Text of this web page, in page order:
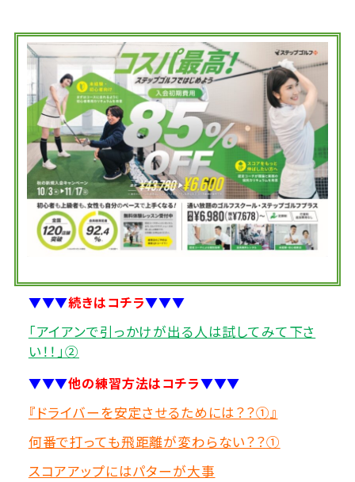
▼▼▼続きはコチラ▼▼▼
「アイアンで引っかけが出る人は試してみて下さ
い！！」②
▼▼▼他の練習方法はコチラ▼▼▼
『ドライバーを安定させるためには？？①』
何番で打っても飛距離が変わらない？？①
スコアアップにはパターが大事